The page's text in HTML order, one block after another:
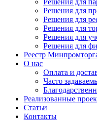
Решения для
Решения для
Решения для
Решения для
Решения для
Решения для
Реестр
О нас
Оплата и
Часто
Реализованные
Статьи
Контакты